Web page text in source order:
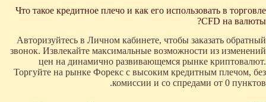
Что такое кредитное плечо и как его использовать в торговле
CFD на валюты?
Авторизуйтесь в Личном кабинете, чтобы заказать обратный
звонок. Извлекайте максимальные возможности из изменений
цен на динамично развивающемся рынке криптовалют.
Торгуйте на рынке Форекс с высоким кредитным плечом, без
комиссии и со спредами от 0 пунктов.